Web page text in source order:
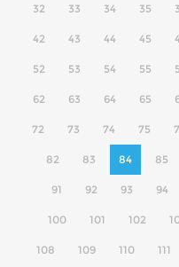
32 33 34 35
42 43 44 45
52 53 54 55
62 63 64 65
72 73 74 75
82 83 84 85
91 92 93 94
100 101 102
108 109 110 111